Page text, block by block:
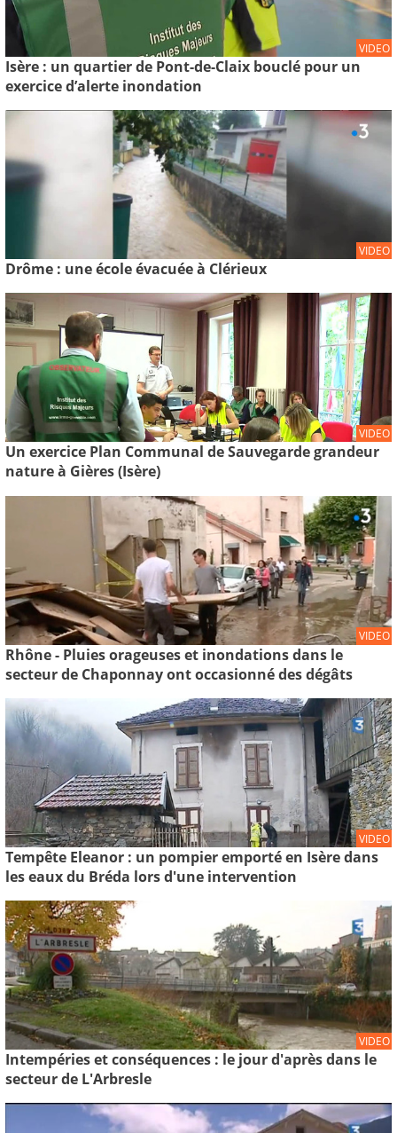
VIDEO
Isère : un quartier de Pont-de-Claix bouclé pour un
exercice d’alerte inondation
VIDEO
Drôme : une école évacuée à Clérieux
VIDEO
Un exercice Plan Communal de Sauvegarde grandeur
nature à Gières (Isère)
VIDEO
Rhône - Pluies orageuses et inondations dans le
secteur de Chaponnay ont occasionné des dégâts
VIDEO
Tempête Eleanor : un pompier emporté en Isère dans
les eaux du Bréda lors d'une intervention
VIDEO
Intempéries et conséquences : le jour d'après dans le
secteur de L'Arbresle